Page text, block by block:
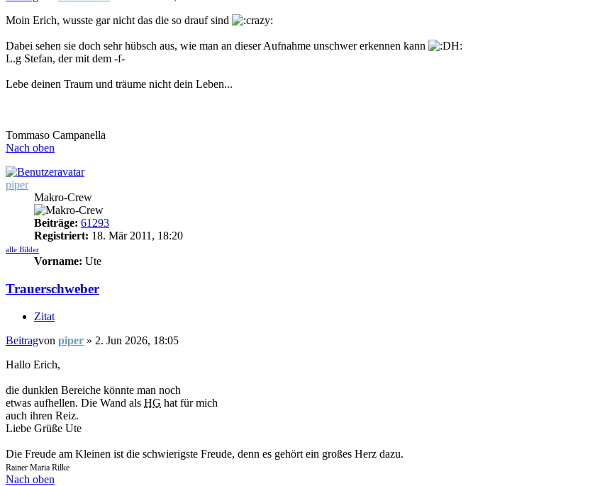
Moin Erich, wusste gar nicht das die so drauf sind
Dabei sehen sie doch sehr hübsch aus, wie man an dieser Aufnahme unschwer erkennen kann
L.g Stefan, der mit dem -f-
Lebe deinen Traum und träume nicht dein Leben...
Tommaso Campanella
Nach oben
piper
Makro-Crew
Beiträge: 61293
Registriert: 18. Mär 2011, 18:20
alle Bilder
Vorname: Ute
Trauerschweber
Zitat
Beitragvon piper » 2. Jun 2026, 18:05
Hallo Erich,
die dunklen Bereiche könnte man noch
etwas aufhellen. Die Wand als HG hat für mich
auch ihren Reiz.
Liebe Grüße Ute
Die Freude am Kleinen ist die schwierigste Freude, denn es gehört ein großes Herz dazu.
Rainer Maria Rilke
Nach oben